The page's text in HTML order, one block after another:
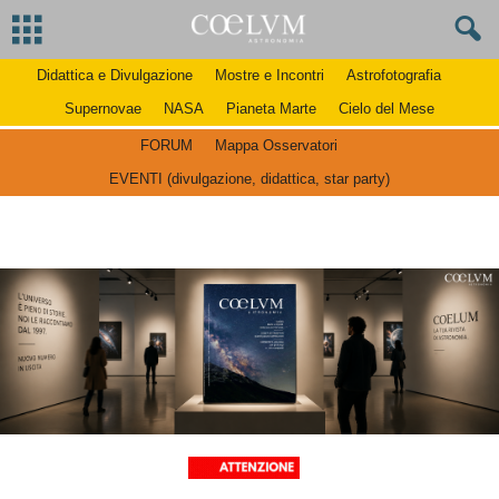
Didattica e Divulgazione Mostre e Incontri
Astrofotografia
Supernovae
NASA Pianeta Marte Cielo del Mese
FORUM
Mappa Osservatori
EVENTI (divulgazione, didattica, star party)